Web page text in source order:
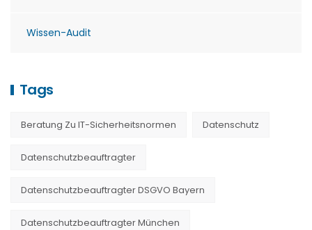
Wissen-Audit
Tags
Beratung Zu IT-Sicherheitsnormen Datenschutz
Datenschutzbeauftragter
Datenschutzbeauftragter DSGVO Bayern
Datenschutzbeauftragter München